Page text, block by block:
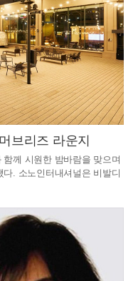
브리즈 라운지
께 시원한 밤바람을 맞으며
. 소노인터내셔널은 비발디